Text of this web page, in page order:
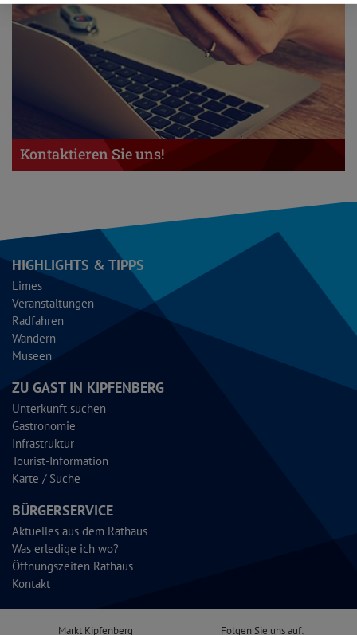
Kontaktieren Sie uns!
HIGHLIGHTS & TIPPS
Limes
Veranstaltungen
Radfahren
Wandern
Museen
ZU GAST IN KIPFENBERG
Unterkunft suchen
Gastronomie
Infrastruktur
Tourist-Information
Karte / Suche
BÜRGERSERVICE
Aktuelles aus dem Rathaus
Was erledige ich wo?
Öffnungszeiten Rathaus
Kontakt
Markt Kipfenberg Folgen Sie uns auf: